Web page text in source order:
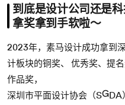
到底是设计公司还是科
拿奖拿到手软啦～
2023年，素马设计成功拿到
计板块的铜奖、 优秀奖、提
作品奖，
深圳市平⾯设计协会（